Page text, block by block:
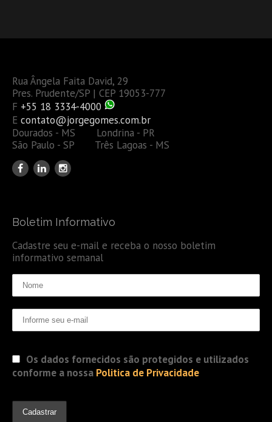
Rua Ângela Faita David, 29
Pres. Prudente/SP | CEP 19053-777
F +55 18 3334-4000
E contato@jorgegomes.com.br
Dourados - MS Londrina - PR
São Paulo - SP Três Lagoas - MS
Boletim Informativo
Cadastre seu e-mail e receba o nosso boletim
informativo semanal
Os dados fornecidos são protegidos e utilizados
conforme a nossa Politica de Privacidade